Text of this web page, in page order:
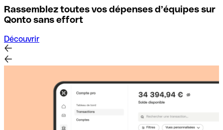
Rassemblez toutes vos dépenses d’équipes sur
Qonto sans effort
Découvrir